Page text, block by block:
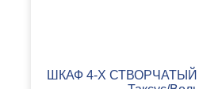
ШКАФ 4-Х СТВОРЧАТЫЙ